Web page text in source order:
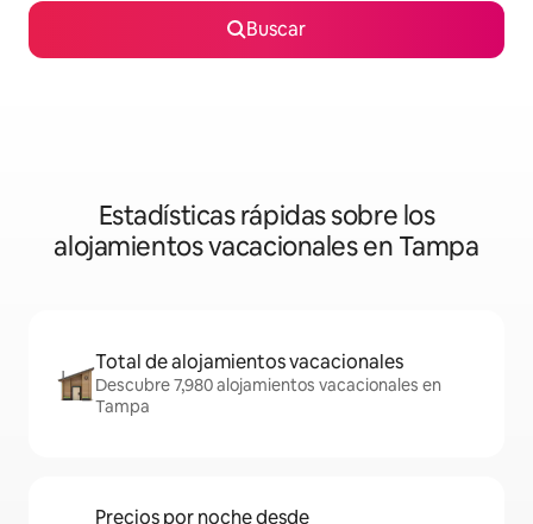
Buscar
Estadísticas rápidas sobre los
alojamientos vacacionales en Tampa
Total de alojamientos vacacionales
Descubre 7,980 alojamientos vacacionales en
Tampa
Precios por noche desde